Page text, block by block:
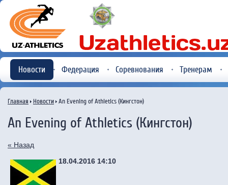
Новости Федерация Соревнования Тренерам
Главная Новости An Evening of Athletics (Кингстон)
An Evening of Athletics (Кингстон)
« Назад
18.04.2016 14:10